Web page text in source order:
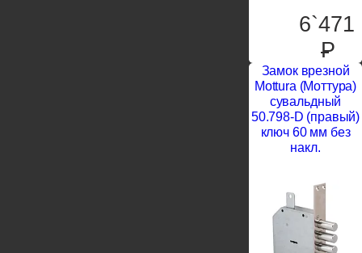
6`471
P
Замок врезной
Mottura (Моттура)
сувальдный
50.798-D (правый)
ключ 60 мм без
накл.